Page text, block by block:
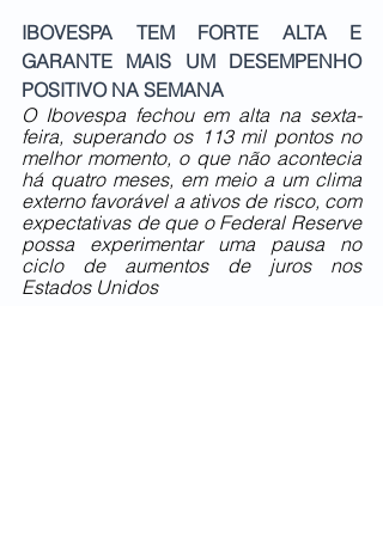
IBOVESPA TEM FORTE ALTA E
GARANTE MAIS UM DESEMPENHO
POSITIVO NA SEMANA
O Ibovespa fechou em alta na sexta-
feira, superando os 113 mil pontos no
melhor momento, o que não acontecia
há quatro meses, em meio a um clima
externo favorável a ativos de risco, com
expectativas de que o Federal Reserve
possa experimentar uma pausa no
ciclo de aumentos de juros nos
Estados Unidos